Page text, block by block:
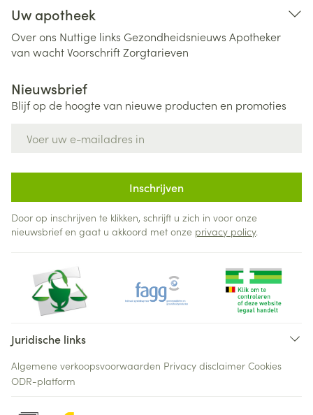
Uw apotheek
Over ons Nuttige links Gezondheidsnieuws Apotheker
van wachtVoorschriftZorgtarieven
Nieuwsbrief
Blijf op de hoogte van nieuwe producten en promoties
Inschrijven
Door op inschrijven te klikken, schrijft u zich in voor onze
nieuwsbrief en gaat u akkoord met onze privacy policy.
Juridische links
Algemene verkoopsvoorwaarden Privacy disclaimer Cookies
ODR-platform